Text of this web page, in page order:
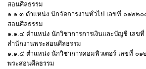
สอนศีลธรรม
๑.๑.๓ ตำแหน่ง นักจัดการงานทั่วไป เลขที่ ๐๑๒๒๐
สอนศีลธรรม
๑.๑.๔ ตำแหน่ง นักวิชาการการเงินและบัญชี เลข
สำนักงานพระสอนศีลธรรม
๑.๑.๕ ตำแหน่ง นักวิชาการคอมพิวเตอร์ เลขที่ ๐
พระสอนศีลธรรม